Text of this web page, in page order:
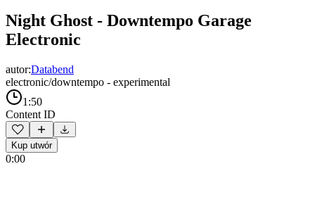
Night Ghost - Downtempo Garage
Electronic
autor:Databend
electronic/downtempo - experimental
1:50
Content ID
Kup utwór
0:00